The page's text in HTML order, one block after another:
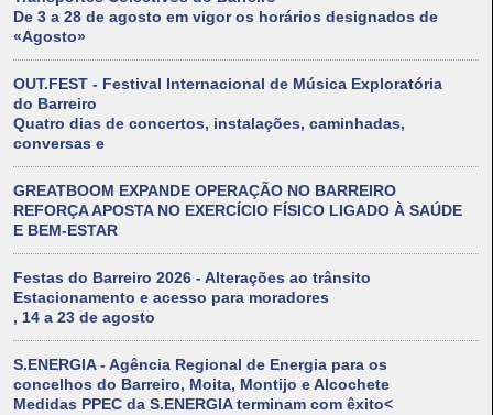
De 3 a 28 de agosto em vigor os horários designados de
«Agosto»
OUT.FEST - Festival Internacional de Música Exploratória
do Barreiro
Quatro dias de concertos, instalações, caminhadas,
conversas e
GREATBOOM EXPANDE OPERAÇÃO NO BARREIRO
REFORÇA APOSTA NO EXERCÍCIO FÍSICO LIGADO À SAÚDE
E BEM-ESTAR
Festas do Barreiro 2026 - Alterações ao trânsito
Estacionamento e acesso para moradores
, 14 a 23 de agosto
S.ENERGIA - Agência Regional de Energia para os
concelhos do Barreiro, Moita, Montijo e Alcochete
Medidas PPEC da S.ENERGIA terminam com êxito<